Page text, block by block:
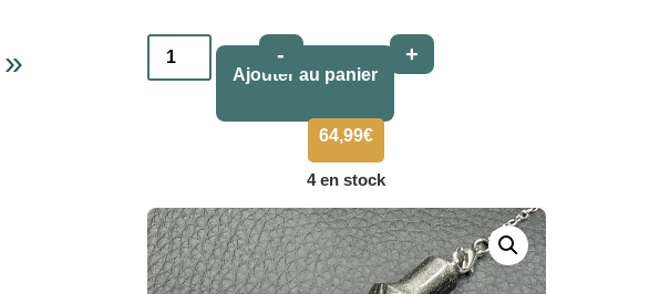
64,99€
4 en stock
- +
Ajouter au panier
Alternative: